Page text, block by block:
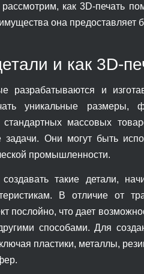
как 3D-печать
она предоставляет
и как 3D-
и
уникальные размеры,
массовых
Они могут быть
промышленности.
такие детали,
В отличие от
послойно, что дает
способами. Для
пластики, металлы,